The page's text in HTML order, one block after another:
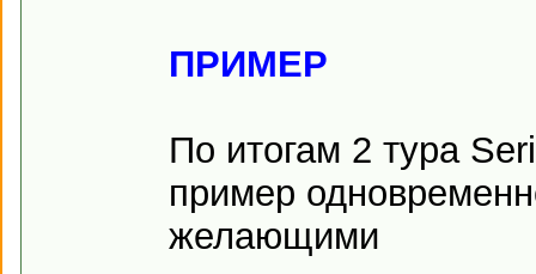
ПРИМЕР
По итогам 2 тура
пример
желающими